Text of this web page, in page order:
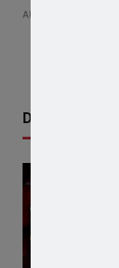
AUGUST 5, 2026
Don't Miss